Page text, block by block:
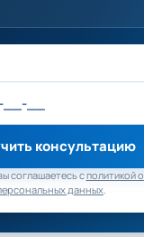
поле
консультацию
соглашаетесь сполитикой
данных.